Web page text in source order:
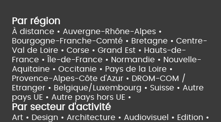
Par région
À distance • Auvergne-Rhône-Alpes •
Bourgogne-Franche-Comté • Bretagne • Centre-
Val de Loire • Corse • Grand Est • Hauts-de-
France •
Île-de-France • Normandie • Nouvelle-
Aquitaine • Occitanie • Pays de la Loire •
Provence-Alpes-Côte d'Azur • DROM-COM /
Etranger • Belgique/Luxembourg • Suisse • Autre
pays UE • Autre pays hors UE •
Par secteur d'activité
Art • Design • Architecture • Audiovisuel • Edition •